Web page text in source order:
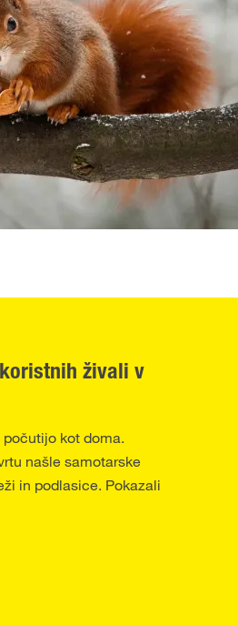
živali v
kot doma.
našle samotarske
in podlasice. Pokazali